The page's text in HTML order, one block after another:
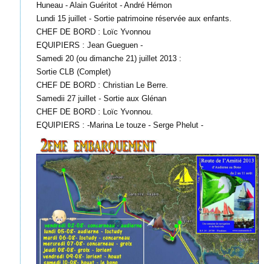
Huneau - Alain Guéritot - André Hémon
Lundi 15 juillet - Sortie patrimoine réservée aux enfants.
CHEF DE BORD : Loïc Yvonnou
EQUIPIERS : Jean Gueguen -
Samedi 20 (ou dimanche 21) juillet 2013 :
Sortie CLB (Complet)
CHEF DE BORD : Christian Le Berre.
Samedii 27 juillet - Sortie aux Glénan
CHEF DE BORD : Loïc Yvonnou.
EQUIPIERS : -Marina Le touze - Serge Phelut -